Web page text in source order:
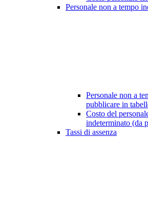
Personale non a tempo
Personale non a
pubblicare in
Costo del
indeterminato (da
Tassi di assenza